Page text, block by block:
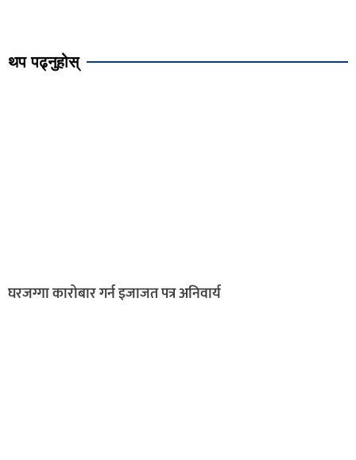
थप पढ्नुहोस्
घरजग्गा कारोबार गर्न इजाजत पत्र अनिवार्य